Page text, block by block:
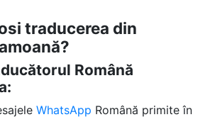
traducerea din
Română
WhatsApp Română primite în